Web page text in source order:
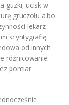
guzki, ucisk w
gruczołu albo
lekarz
scyntygrafię,
od innych
różnicowanie
pomiar